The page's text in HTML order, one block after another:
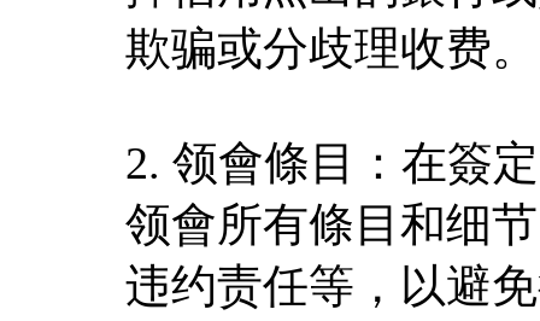
欺骗或分歧理收费。
2. 领會條目：在簽
领會所有條目和细
违约责任等，以避